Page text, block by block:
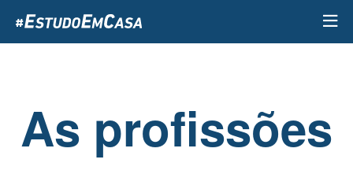
para
o
As profissões